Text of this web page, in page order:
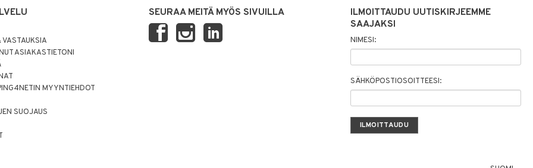
ASIAKASTIETONI
MYYNTIEHDOT
SUOJAUS
SEURAA MEITÄ MYÖS SIVUILLA
ILMOITTAUDU UUTISKIRJEEMME
SAAJAKSI
NIMESI:
SÄHKÖPOSTIOSOITTEESI: